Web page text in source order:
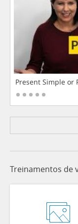
Present Simple or
Treinamentos de